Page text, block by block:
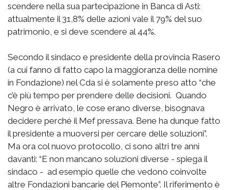
scendere nella sua partecipazione in Banca di Asti:
attualmente il 31,8% delle azioni vale il 79% del suo
patrimonio, e si deve scendere al 44%.
Secondo il sindaco e presidente della provincia Rasero
(a cui fanno di fatto capo la maggioranza delle nomine
in Fondazione) nel Cda si è solamente preso atto “che
c’è più tempo per prendere delle decisioni. Quando
Negro è arrivato, le cose erano diverse, bisognava
decidere perché il Mef pressava. Bene ha dunque fatto
il presidente a muoversi per cercare delle soluzioni”.
Ma ora col nuovo protocollo, ci sono altri tre anni
davanti: “E non mancano soluzioni diverse - spiega il
sindaco - ad esempio quelle che vedono coinvolte
altre Fondazioni bancarie del Piemonte”. Il riferimento è